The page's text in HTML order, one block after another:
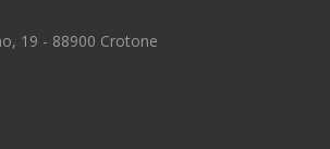
19 - 88900 Crotone